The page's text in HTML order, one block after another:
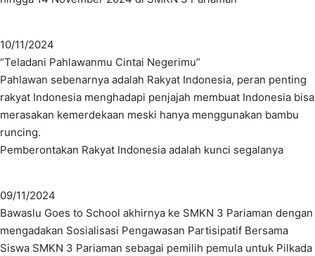
10/11/2024
“Teladani Pahlawanmu Cintai Negerimu”
Pahlawan sebenarnya adalah Rakyat Indonesia, peran penting
rakyat Indonesia menghadapi penjajah membuat Indonesia bisa
merasakan kemerdekaan meski hanya menggunakan bambu
runcing.
Pemberontakan Rakyat Indonesia adalah kunci segalanya
09/11/2024
Bawaslu Goes to School akhirnya ke SMKN 3 Pariaman dengan
mengadakan Sosialisasi Pengawasan Partisipatif Bersama
Siswa SMKN 3 Pariaman sebagai pemilih pemula untuk Pilkada